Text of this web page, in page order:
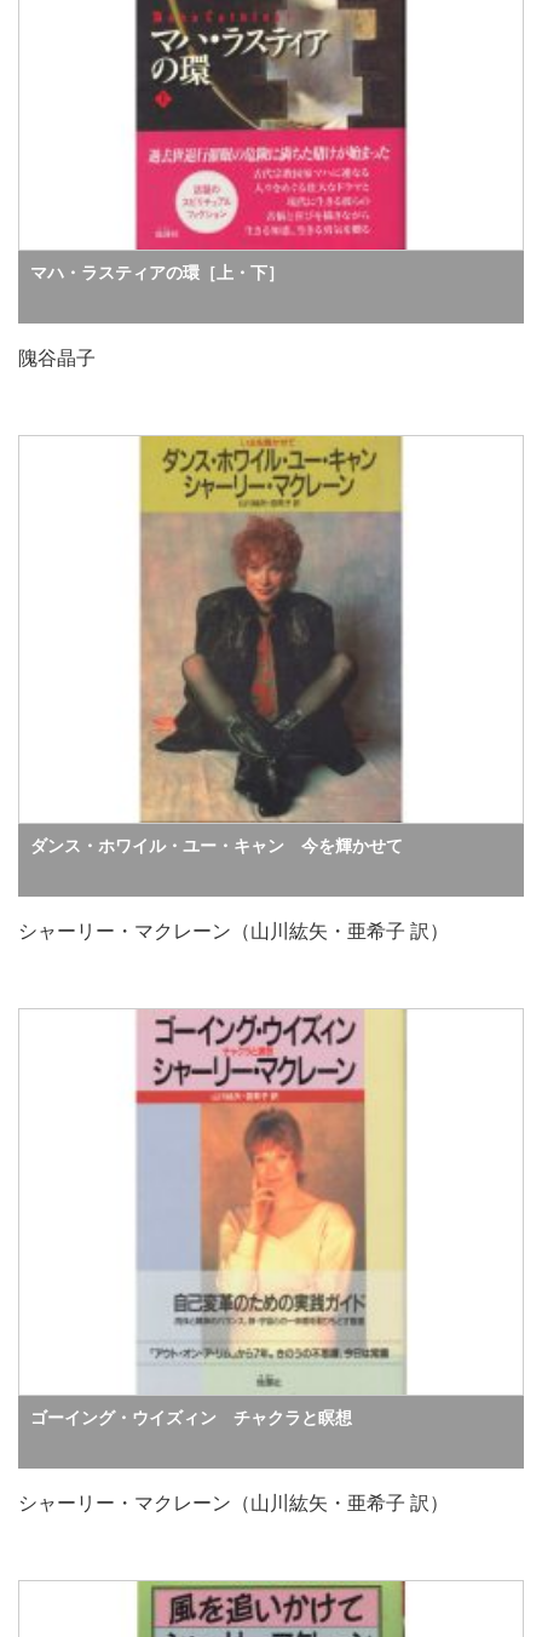
マハ・ラスティアの環［上・下］
隗谷晶子
ダンス・ホワイル・ユー・キャン 今を輝かせて
シャーリー・マクレーン（山川紘矢・亜希子 訳）
ゴーイング・ウイズィン チャクラと瞑想
シャーリー・マクレーン（山川紘矢・亜希子 訳）